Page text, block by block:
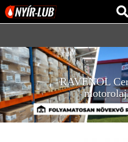
REGISZTRÁCIÓ
AZ ÖN
RAVENOL